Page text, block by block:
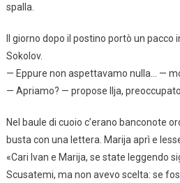
spalla.
Il giorno dopo il postino portò un pacco
Sokolov.
— Eppure non aspettavamo nulla… —
— Apriamo? — propose Ilja, preoccupato.
Nel baule di cuoio c’erano banconote
busta con una lettera. Marija aprì e
«Cari Ivan e Marija, se state leggendo
Scusatemi, ma non avevo scelta: se